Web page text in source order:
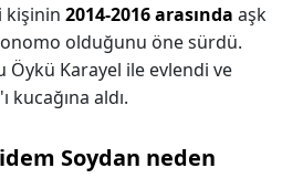
kişinin 2014-2016 arasında aşk
olduğunu öne sürdü.
Öykü Karayel ile evlendi ve
kucağına aldı.
Soydan neden